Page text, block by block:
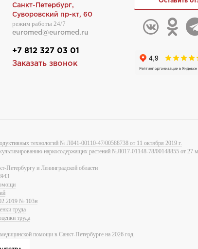
Санкт-Петербург,
Суворовский пр-кт, 60
режим работы 24/7
euromed@euromed.ru
+7 812 327 03 01
Заказать звонок
технологий № Л041-00110-47/00588738 от 11 октября 2019 г.
наркосодержащих растений №Л017-01148-78/00148855 от 27
Петербургу и Ленинградской области
№ 103н
труда
труда
помощи в Санкт-Петербурге на 2026 год